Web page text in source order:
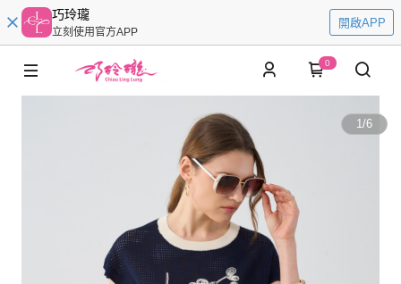
巧玲瓏
立刻使用官方APP
開啟APP
0
1/6